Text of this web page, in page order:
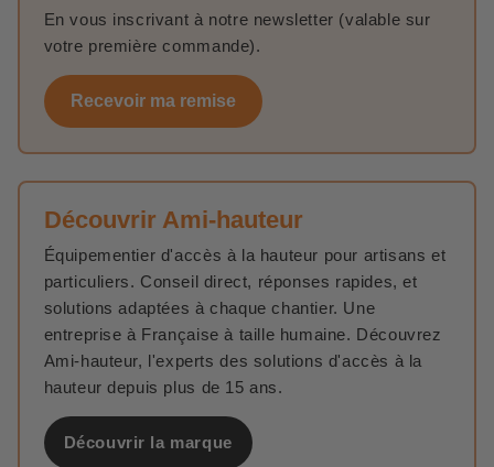
En vous inscrivant à notre newsletter (valable sur
votre première commande).
Recevoir ma remise
Découvrir Ami-hauteur
Équipementier d'accès à la hauteur pour artisans et
particuliers. Conseil direct, réponses rapides, et
solutions adaptées à chaque chantier. Une
entreprise à Française à taille humaine. Découvrez
Ami-hauteur, l'experts des solutions d'accès à la
hauteur depuis plus de 15 ans.
Découvrir la marque